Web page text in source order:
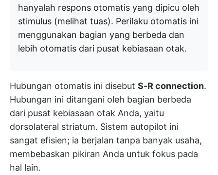
hanyalah respons otomatis yang dipicu oleh
stimulus (melihat tuas). Perilaku otomatis ini
menggunakan bagian yang berbeda dan
lebih otomatis dari pusat kebiasaan otak.
Hubungan otomatis ini disebut S-R connection.
Hubungan ini ditangani oleh bagian berbeda
dari pusat kebiasaan otak Anda, yaitu
dorsolateral striatum. Sistem autopilot ini
sangat efisien; ia berjalan tanpa banyak usaha,
membebaskan pikiran Anda untuk fokus pada
hal lain.